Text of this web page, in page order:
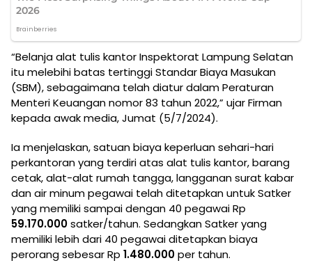
“Belanja alat tulis kantor Inspektorat Lampung Selatan
itu melebihi batas tertinggi Standar Biaya Masukan
(SBM), sebagaimana telah diatur dalam Peraturan
Menteri Keuangan nomor 83 tahun 2022,” ujar Firman
kepada awak media, Jumat (5/7/2024).
Ia menjelaskan, satuan biaya keperluan sehari-hari
perkantoran yang terdiri atas alat tulis kantor, barang
cetak, alat-alat rumah tangga, langganan surat kabar
dan air minum pegawai telah ditetapkan untuk Satker
yang memiliki sampai dengan 40 pegawai Rp
59.170.000satker/tahun. Sedangkan Satker yang
memiliki lebih dari 40 pegawai ditetapkan biaya
perorang sebesar Rp 1.480.000per tahun.